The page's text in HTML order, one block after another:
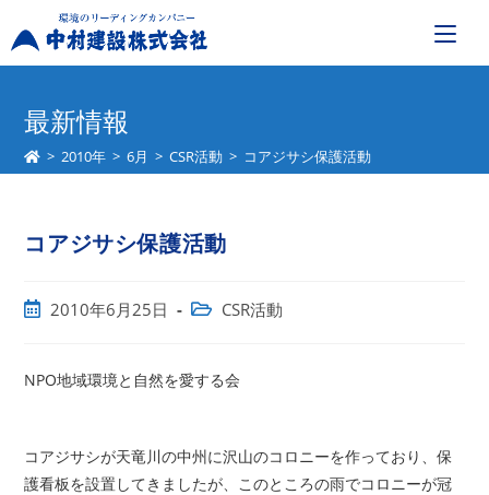
最新情報
> 2010年 > 6月 > CSR活動 > コアジサシ保護活動
コアジサシ保護活動
投
開
2010年6月25日
投
テ
ー:
CSR活動
NPO地域環境と自然を愛する会
コアジサシが天竜川の中州に沢山のコロニーを作っており、保
護看板を設置してきましたが、このところの雨でコロニーが冠